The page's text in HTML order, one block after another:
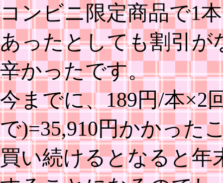
コンビニ限定商品で1
あったとしても割引が
辛かったです。
今までに、189円/本×2
で)=35,910円かかった
買い続けるとなると年